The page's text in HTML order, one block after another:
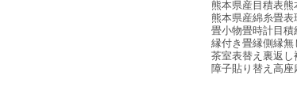
熊本県産目積表熊
熊本県産綿糸畳表
畳小物畳時計目積
縁付き畳縁側縁無
茶室表替え 裏返し
障子貼り替え 高座